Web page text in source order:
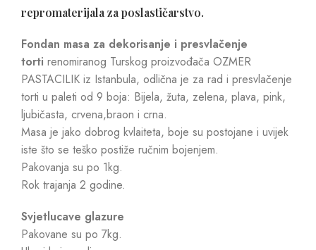
repromaterijala za poslastičarstvo.
Fondan masa za dekorisanje i presvlačenje
torti renomiranog Turskog proizvođača OZMER
PASTACILIK iz Istanbula, odlična je za rad i presvlačenje
torti u paleti od 9 boja: Bijela, žuta, zelena, plava, pink,
ljubičasta, crvena,braon i crna.
Masa je jako dobrog kvlaiteta, boje su postojane i uvijek
iste što se teško postiže ručnim bojenjem.
Pakovanja su po 1kg.
Rok trajanja 2 godine.
Svjetlucave glazure
Pakovane su po 7kg.